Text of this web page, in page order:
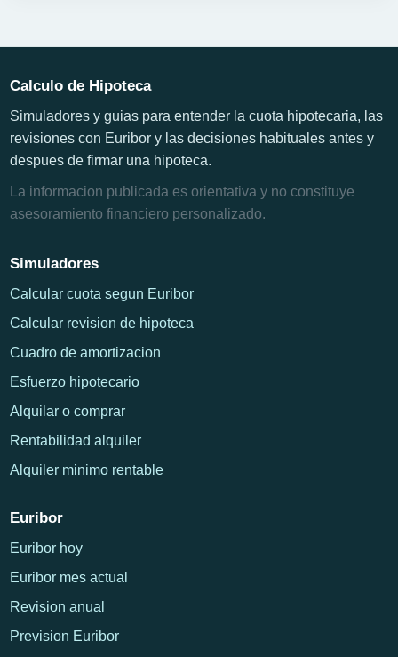
Calculo de Hipoteca
Simuladores y guias para entender la cuota hipotecaria, las
revisiones con Euribor y las decisiones habituales antes y
despues de firmar una hipoteca.
La informacion publicada es orientativa y no constituye
asesoramiento financiero personalizado.
Simuladores
Calcular cuota segun Euribor
Calcular revision de hipoteca
Cuadro de amortizacion
Esfuerzo hipotecario
Alquilar o comprar
Rentabilidad alquiler
Alquiler minimo rentable
Euribor
Euribor hoy
Euribor mes actual
Revision anual
Prevision Euribor